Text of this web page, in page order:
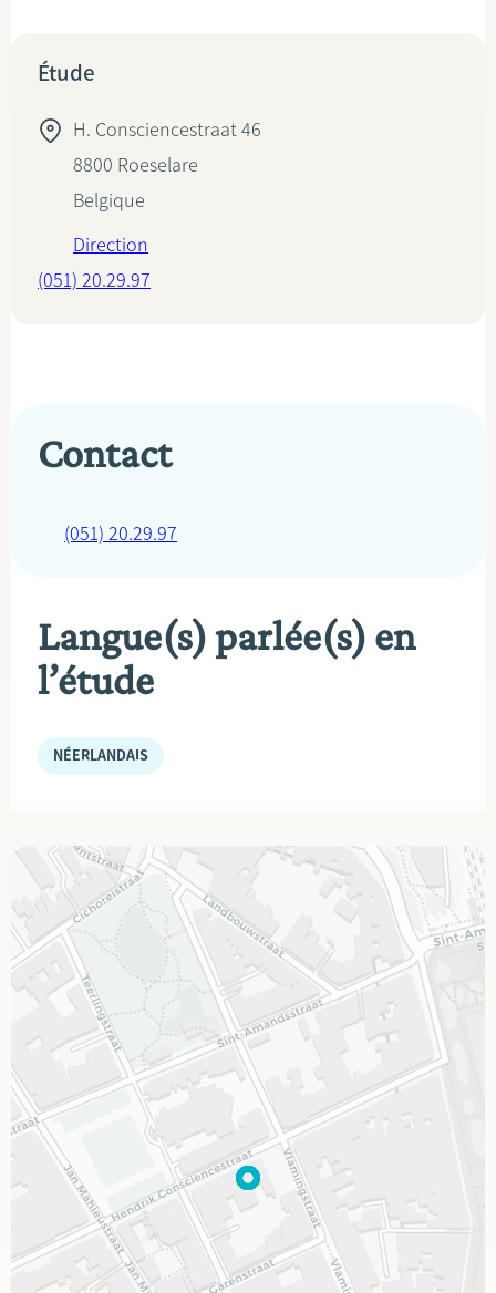
Étude
H. Consciencestraat 46
8800 Roeselare
Belgique
Direction
(051) 20.29.97
Contact
(051) 20.29.97
Langue(s) parlée(s) en
l’étude
NÉERLANDAIS